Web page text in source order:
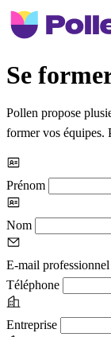
Se
Pollen propose
former vos équipes.
Prénom
Nom
E-mail professionnel
Téléphone
Entreprise